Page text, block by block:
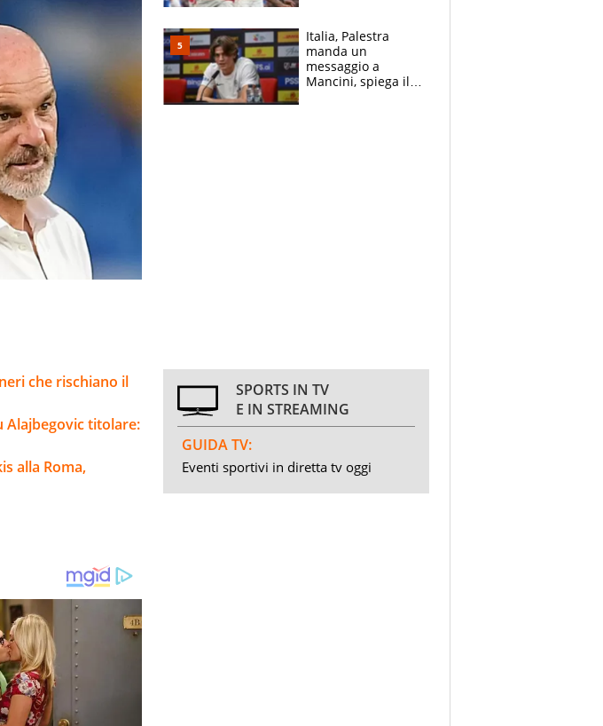
che rischiano il
Alajbegovic titolare:
alla Roma,
tabellone
Italia, Palestra
manda un
messaggio a
Mancini, spiega il
SPORTS IN TV
E IN STREAMING
GUIDA TV:
Eventi sportivi in diretta tv oggi